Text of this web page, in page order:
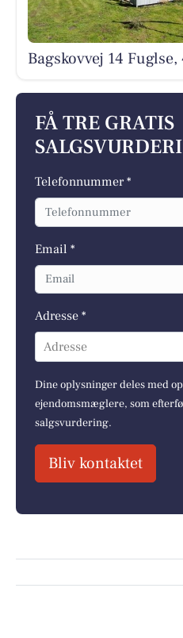
Bagskovvej 14
FÅ TRE GRATIS
Telefonnummer *
Email *
Adresse *
Adresse
Dine oplysninger deles med
ejendomsmæglere, som
salgsvurdering.
Bliv kontaktet